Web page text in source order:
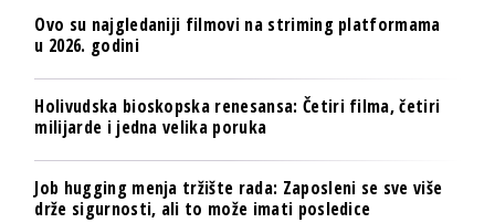
Ovo su najgledaniji filmovi na striming platformama
u 2026. godini
Holivudska bioskopska renesansa: Četiri filma, četiri
milijarde i jedna velika poruka
Job hugging menja tržište rada: Zaposleni se sve više
drže sigurnosti, ali to može imati posledice